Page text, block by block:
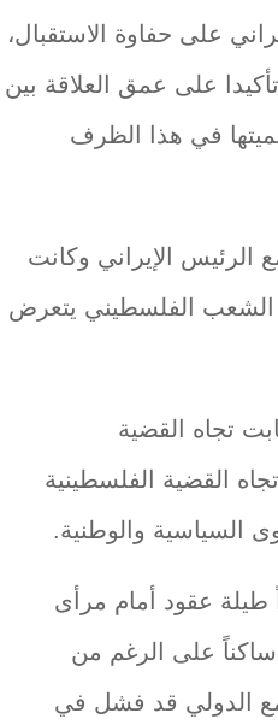
على حفاوة الاستقبال،
على عمق العلاقة بين
في هذا الظرف
الرئيس الإيراني وكانت
أن الشعب الفلسطيني يتعرض
تجاه القضية
القضية الفلسطينية
السياسية والوطنية.
طيلة عقود أمام مرأى
على الرغم من
الدولي قد فشل في